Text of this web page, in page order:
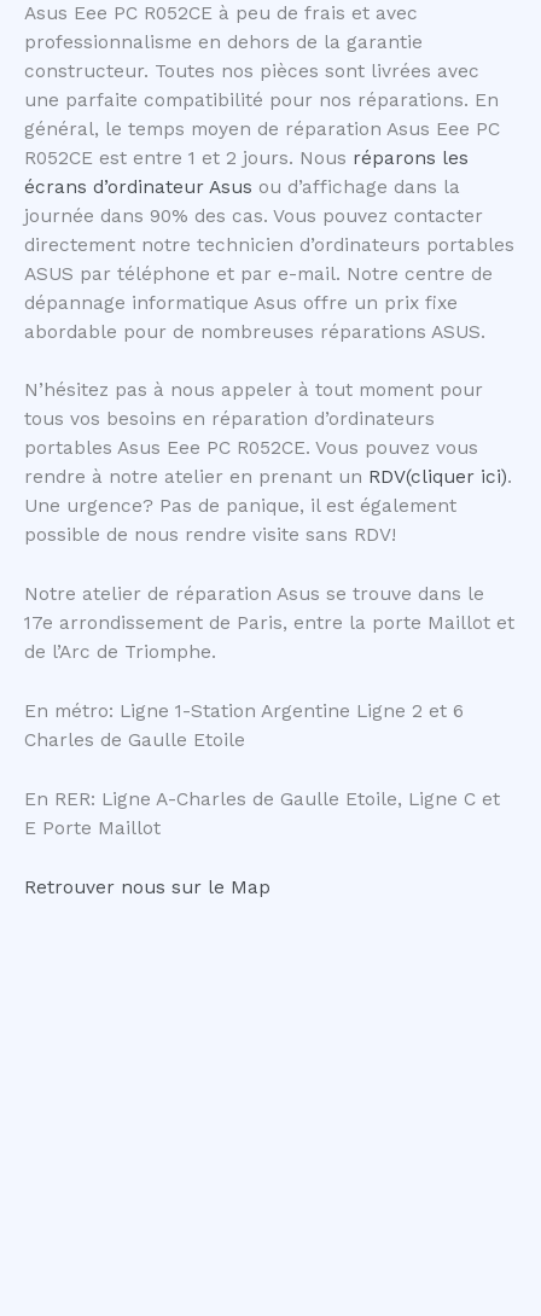
Asus Eee PC R052CE à peu de frais et avec
professionnalisme en dehors de la garantie
constructeur. Toutes nos pièces sont livrées avec
une parfaite compatibilité pour nos réparations. En
général, le temps moyen de réparation Asus Eee PC
R052CE est entre 1 et 2 jours. Nous réparons les
écrans d’ordinateur Asus ou d’affichage dans la
journée dans 90% des cas. Vous pouvez contacter
directement notre technicien d’ordinateurs portables
ASUS par téléphone et par e-mail. Notre centre de
dépannage informatique Asus offre un prix fixe
abordable pour de nombreuses réparations ASUS.
N’hésitez pas à nous appeler à tout moment pour
tous vos besoins en réparation d’ordinateurs
portables Asus Eee PC R052CE. Vous pouvez vous
rendre à notre atelier en prenant un RDV(cliquer ici).
Une urgence? Pas de panique, il est également
possible de nous rendre visite sans RDV!
Notre atelier de réparation Asus se trouve dans le
17e arrondissement de Paris, entre la porte Maillot et
de l’Arc de Triomphe.
En métro: Ligne 1-Station Argentine Ligne 2 et 6
Charles de Gaulle Etoile
En RER: Ligne A-Charles de Gaulle Etoile, Ligne C et
E Porte Maillot
Retrouver nous sur le Map